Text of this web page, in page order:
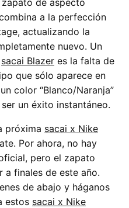
a la perfección
actualizando la
nuevo. Un
sacai Blazer es la falta de
que sólo aparece en
color “Blanco/Naranja”
ser un éxito instantáneo.
próxima sacai x Nike
Por ahora, no hay
pero el zapato
a finales de este año.
de abajo y háganos
estos sacai x Nike